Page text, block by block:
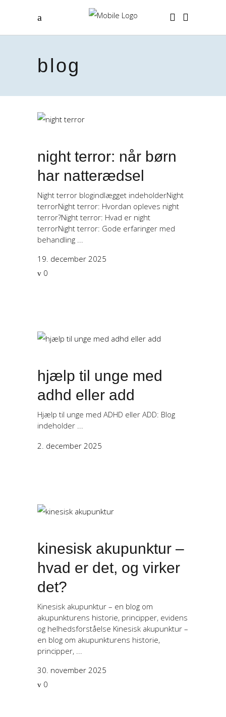
blog
night terror: når børn
har natterædsel
Night terror blogindlægget indeholderNight
terrorNight terror: Hvordan opleves night
terror?Night terror: Hvad er night
terrorNight terror: Gode erfaringer med
behandling
19. december 2025
0
hjælp til unge med
adhd eller add
Hjælp til unge med ADHD eller ADD: Blog
indeholder
2. december 2025
kinesisk akupunktur –
hvad er det, og virker
det?
Kinesisk akupunktur – en blog om
akupunkturens historie, principper, evidens
og helhedsforståelse Kinesisk akupunktur –
en blog om akupunkturens historie,
principper,
30. november 2025
0